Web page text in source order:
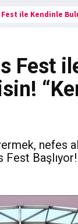
ile Kendinle
Fest
nefes
Fest Başlıyor!